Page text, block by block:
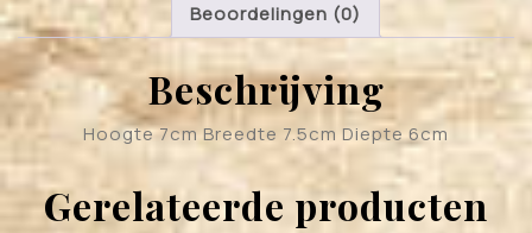
Beoordelingen (0)
Beschrijving
Hoogte 7cm Breedte 7.5cm Diepte 6cm
Gerelateerde producten